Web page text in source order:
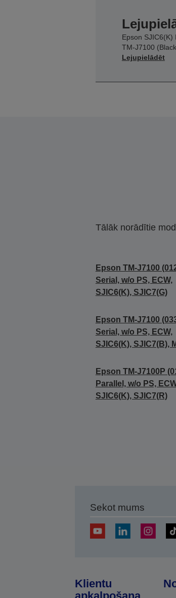
Epson
TM-J7100
Lejupielādēt
Tālāk norādītie
Epson TM-J7100
Serial, w/o PS, ECW,
SJIC6(K), SJIC7(G)
Epson TM-J7100
Serial, w/o PS, ECW,
SJIC6(K), SJIC7(B),
Epson TM-J7100P
Parallel, w/o PS,
SJIC6(K), SJIC7(R)
Sekot mums
Klientu